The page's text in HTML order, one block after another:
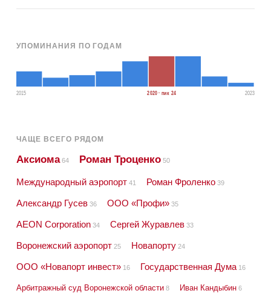
УПОМИНАНИЯ ПО ГОДАМ
2015 2020 · пик 24 2023
ЧАЩЕ ВСЕГО РЯДОМ
Аксиома64 Роман Троценко 50
Международный аэропорт 41 Роман Фроленко 39
Александр Гусев 36 ООО «Профи» 35
AEON Corporation 34 Сергей Журавлев 33
Воронежский аэропорт 25 Новапорту 24
ООО «Новапорт инвест» 16 Государственная Дума 16
Арбитражный суд Воронежской области 8 Иван Кандыбин 6